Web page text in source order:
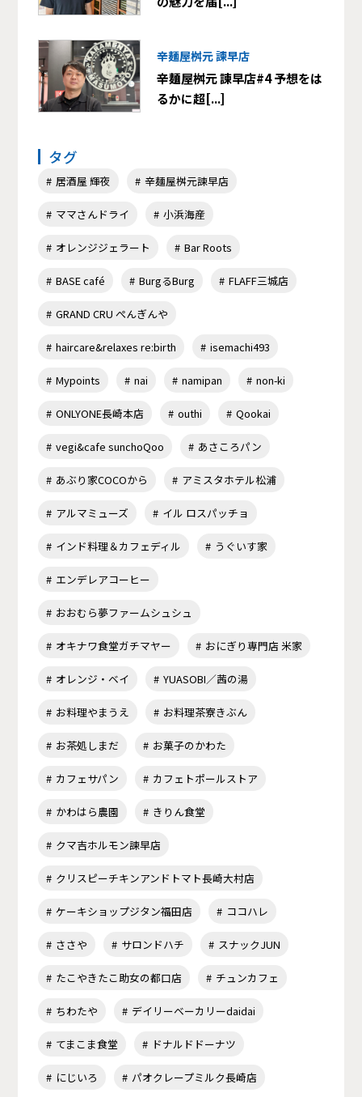
辛麺屋桝元 諫早店
辛麺屋桝元 諫早店#4 予想をは
るかに超[...]
タグ
居酒屋 輝夜 辛麺屋桝元諫早店
ママさんドライ 小浜海産
オレンジジェラート Bar Roots
BASE café BurgるBurg FLAFF三城店
GRAND CRU ぺんぎんや
haircare&relaxes re:birth isemachi493
Mypoints nai namipan non-ki
ONLYONE長崎本店 outhi Qookai
vegi&cafe sunchoQoo あさころパン
あぶり家COCOから アミスタホテル松浦
アルマミューズ イル ロスパッチョ
インド料理＆カフェディル うぐいす家
エンデレアコーヒー
おおむら夢ファームシュシュ
オキナワ食堂ガチマヤー おにぎり専門店 米家
オレンジ・ベイ YUASOBI／茜の湯
お料理やまうえ お料理茶寮きぶん
お茶処しまだ お菓子のかわた
カフェサパン カフェトポールストア
かわはら農園 きりん食堂
クマ吉ホルモン諫早店
クリスピーチキンアンドトマト長崎大村店
ケーキショップジタン福田店 ココハレ
ささや サロンドハチ スナックJUN
たこやきたこ助女の都口店 チュンカフェ
ちわたや デイリーベーカリーdaidai
てまこま食堂 ドナルドドーナツ
にじいろ パオクレープミルク長崎店